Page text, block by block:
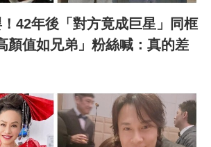
42年後「對方竟成巨星」同框
值如兄弟」粉絲喊：真的差